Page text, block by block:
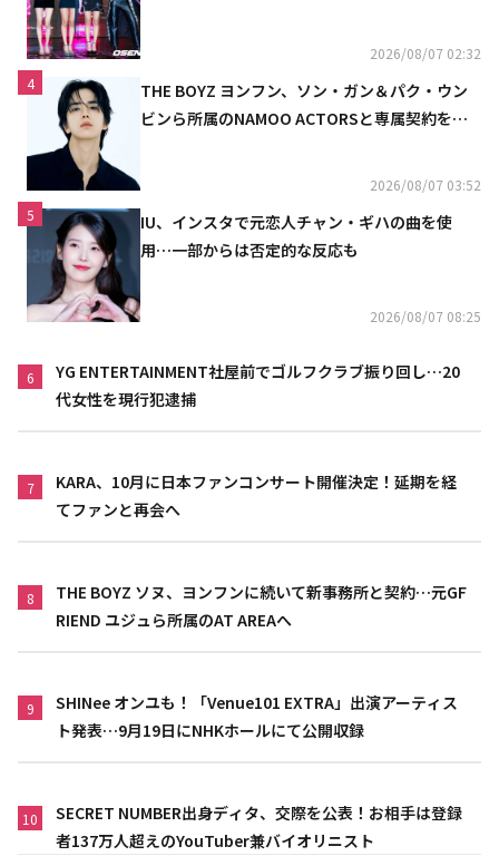
2026/08/07 02:32
4
THE BOYZ ヨンフン、ソン・ガン＆パク・ウン
ビンら所属のNAMOO ACTORSと専属契約を締
2026/08/07 03:52
5
IU、インスタで元恋人チャン・ギハの曲を使
用…一部からは否定的な反応も
2026/08/07 08:25
6
YG ENTERTAINMENT社屋前でゴルフクラブ振り回し…20
代女性を現行犯逮捕
7
KARA、10月に日本ファンコンサート開催決定！延期を経
てファンと再会へ
8
THE BOYZ ソヌ、ヨンフンに続いて新事務所と契約…元GF
RIEND ユジュら所属のAT AREAへ
9
SHINee オンユも！「Venue101 EXTRA」出演アーティス
ト発表…9月19日にNHKホールにて公開収録
10
SECRET NUMBER出身ディタ、交際を公表！お相手は登録
者137万人超えのYouTuber兼バイオリニスト